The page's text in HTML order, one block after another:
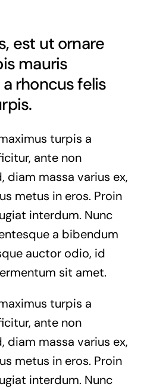
est ut ornare
mauris
rhoncus felis
turpis a
ante non
diam massa varius ex,
metus in eros. Proin
interdum. Nunc
a bibendum
auctor odio, id
sit amet.
turpis a
ante non
diam massa varius ex,
metus in eros. Proin
interdum. Nunc